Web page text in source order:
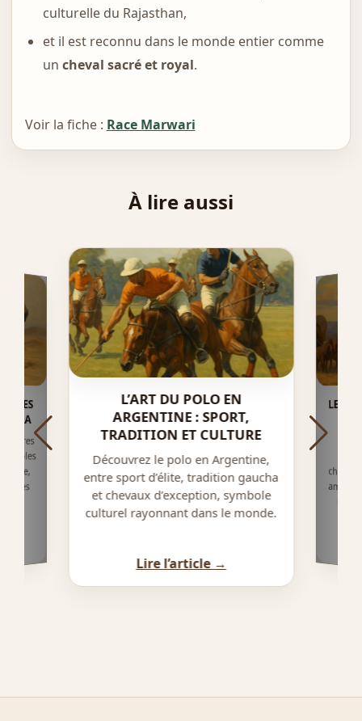
culturelle du Rajasthan,
et il est reconnu dans le monde entier comme
un cheval sacré et royal.
Voir la fiche : Race Marwari
À lire aussi
fêtes
L’ART DU POLO EN
ARGENTINE : SPORT,
TRADITION ET CULTURE
Découvrez le polo en Argentine,
entre sport d’élite, tradition gaucha
et chevaux d’exception, symbole
culturel rayonnant dans le monde.
Lire l’article →
LE